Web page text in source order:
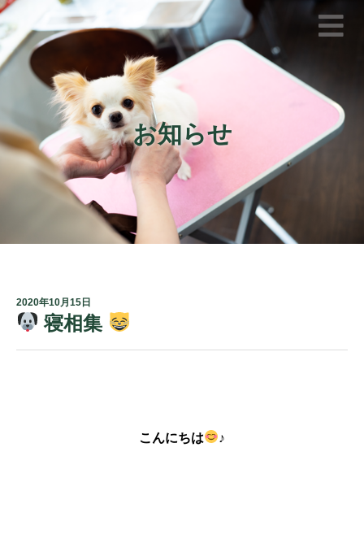
お知らせ
2020年10月15日
寝相集
こんにちは ♪